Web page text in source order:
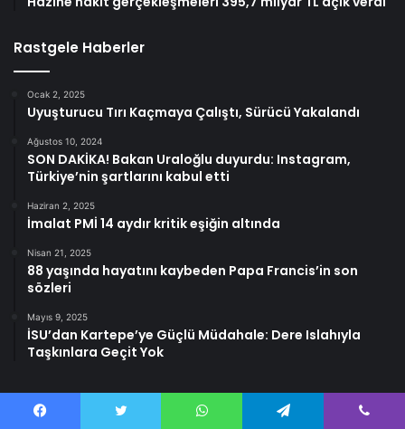
Rastgele Haberler
Ocak 2, 2025
Uyuşturucu Tırı Kaçmaya Çalıştı, Sürücü Yakalandı
Ağustos 10, 2024
SON DAKİKA! Bakan Uraloğlu duyurdu: Instagram,
Türkiye’nin şartlarını kabul etti
Haziran 2, 2025
İmalat PMİ 14 aydır kritik eşiğin altında
Nisan 21, 2025
88 yaşında hayatını kaybeden Papa Francis’in son
sözleri
Mayıs 9, 2025
İSU’dan Kartepe’ye Güçlü Müdahale: Dere Islahıyla
Taşkınlara Geçit Yok